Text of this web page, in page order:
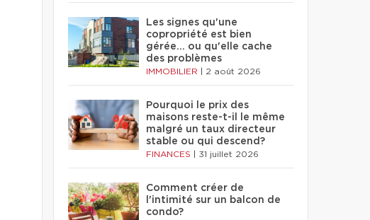
Les signes qu'une
copropriété est bien
gérée… ou qu'elle cache
des problèmes
IMMOBILIER 2 août 2026
Pourquoi le prix des
maisons reste-t-il le même
malgré un taux directeur
stable ou qui descend?
FINANCES 31 juillet 2026
Comment créer de
l'intimité sur un balcon de
condo?